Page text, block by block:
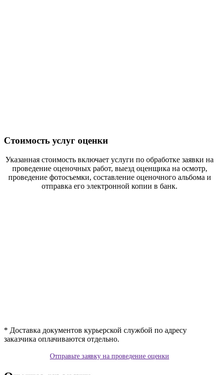
Стоимость услуг оценки
Указанная стоимость включает услуги по обработке заявки на
проведение оценочных работ, выезд оценщика на осмотр,
проведение фотосъемки, составление оценочного альбома и
отправка его электронной копии в банк.
* Доставка документов курьерской службой по адресу
заказчика оплачиваются отдельно.
Отправьте заявку на проведение оценки